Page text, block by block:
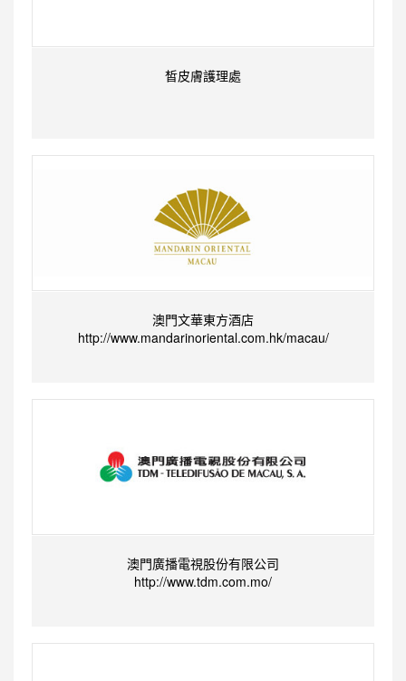
皙皮膚護理處
澳門文華東方酒店
http://www.mandarinoriental.com.hk/macau/
澳門廣播電視股份有限公司
http://www.tdm.com.mo/